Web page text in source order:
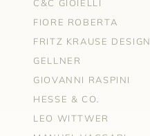
C&C GIOIELLI
FIORE ROBERTA
FRITZ KRAUSE DESIGN
GELLNER
GIOVANNI RASPINI
HESSE & CO.
LEO WITTWER